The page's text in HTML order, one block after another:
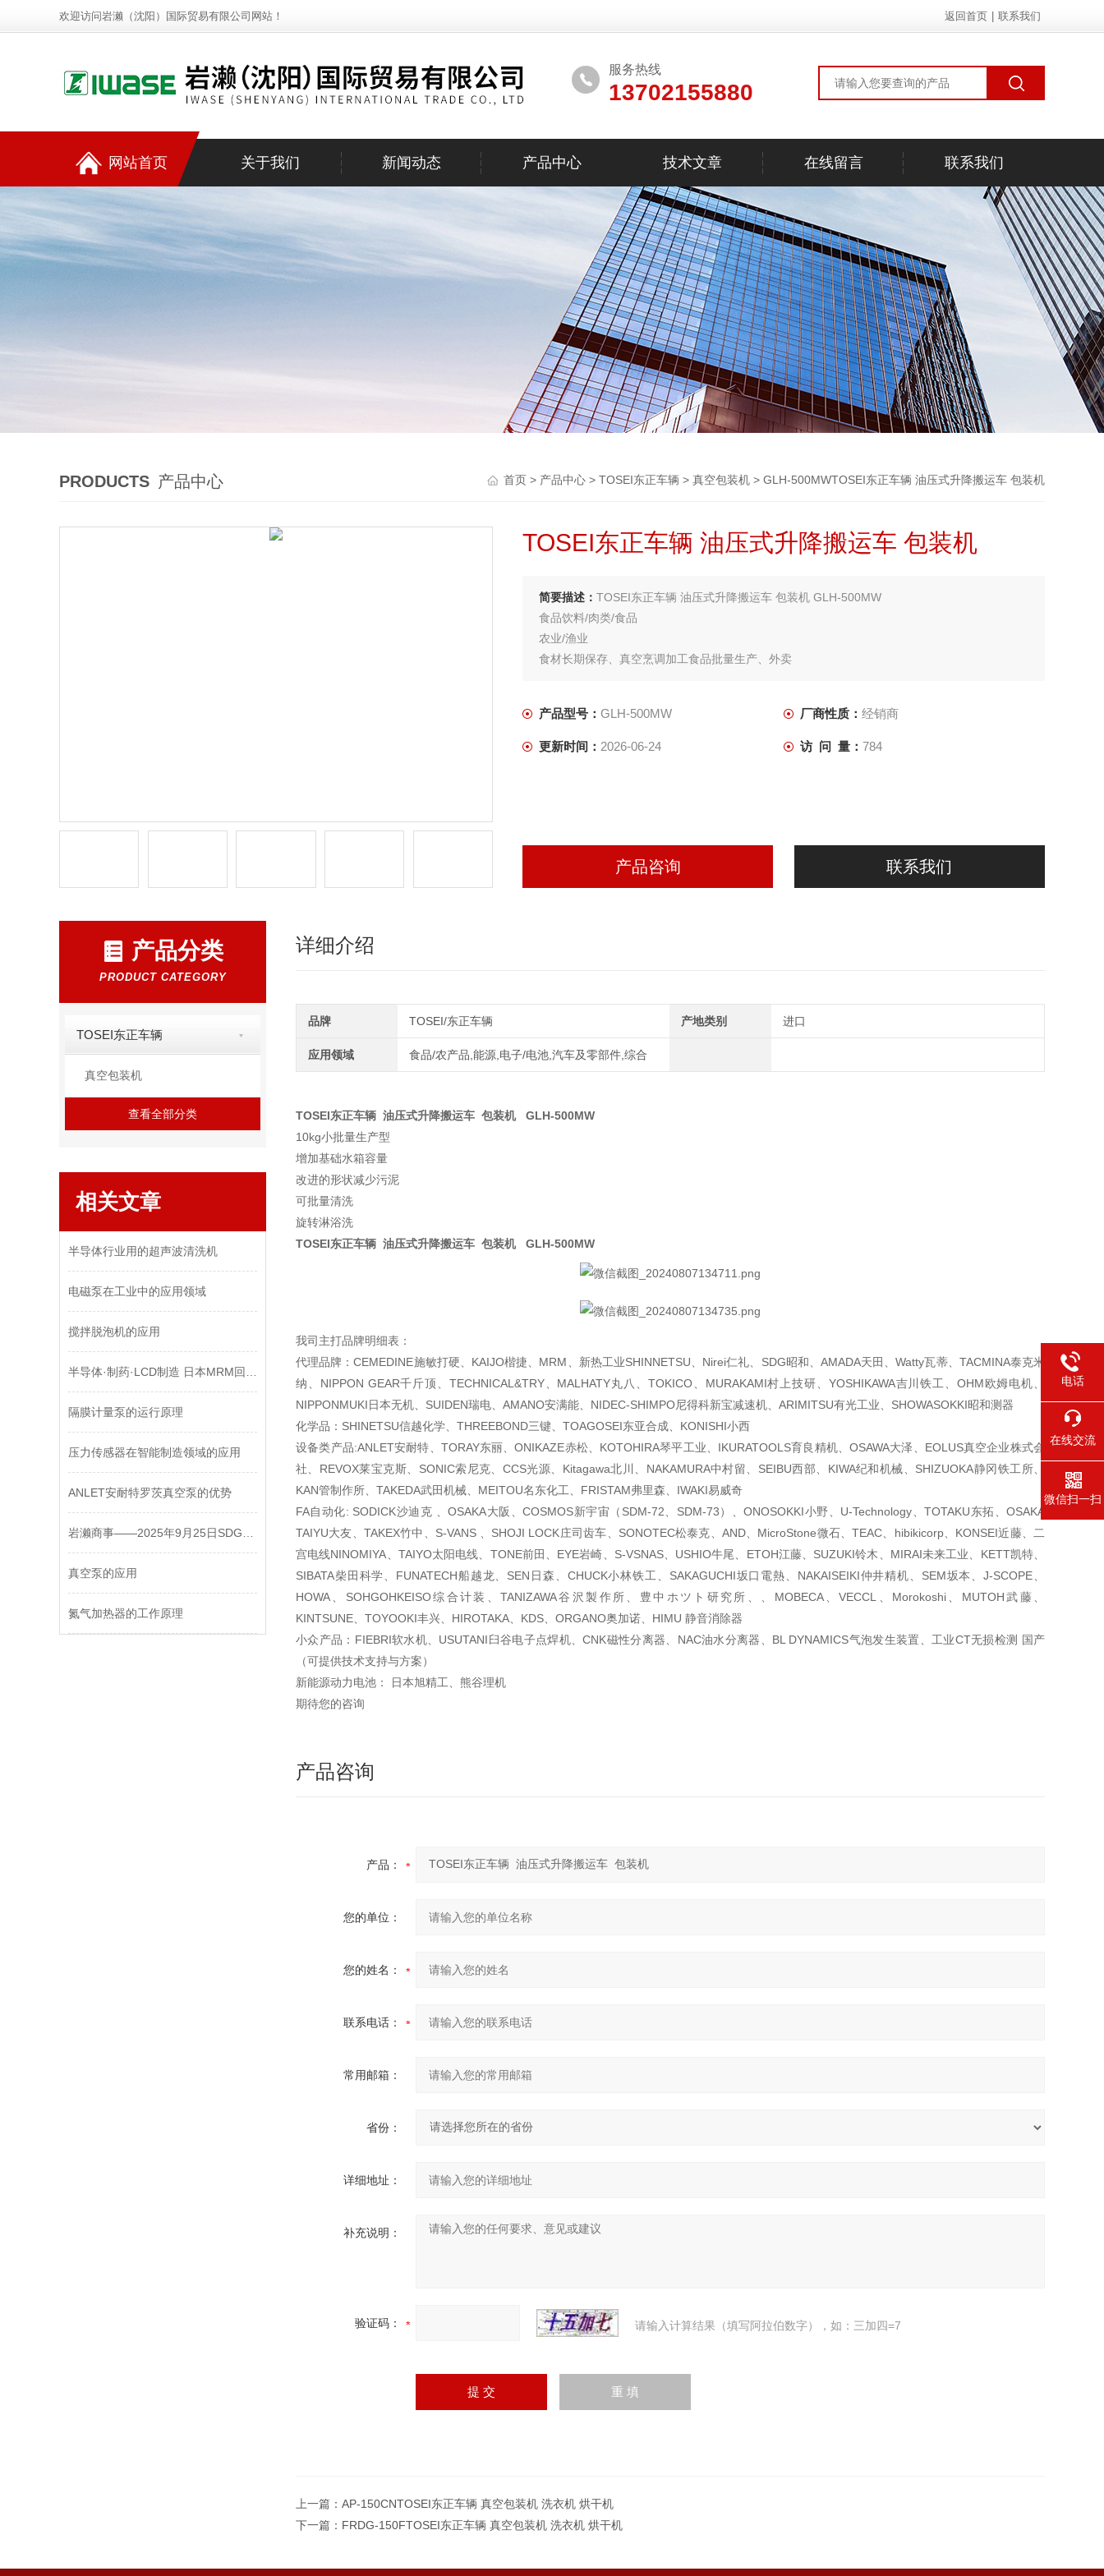
欢迎访问岩濑（沈阳）国际贸易有限公司网站！ 返回首页 联系我们
服务热线
13702155880
网站首页 关于我们 新闻动态 产品中心 技术文章 在线留言 联系我们
PRODUCTS 产品中心 首页 > 产品中心 > TOSEI东正车辆 > 真空包装机 > GLH-500MWTOSEI东正车辆 油压式升降搬运车 包装机
TOSEI东正车辆 油压式升降搬运车 包装机
简要描述： TOSEI东正车辆 油压式升降搬运车 包装机 GLH-500MW
食品饮料/肉类/食品
农业/渔业
食材长期保存、真空烹调加工食品批量生产、外卖
产品型号： GLH-500MW 厂商性质： 经销商
更新时间： 2026-06-24 访 问 量： 784
产品咨询 联系我们
产品分类
PRODUCT CATEGORY
TOSEI东正车辆
真空包装机
查看全部分类
相关文章
半导体行业用的超声波清洗机
电磁泵在工业中的应用领域
搅拌脱泡机的应用
隔膜计量泵的运行原理
压力传感器在智能制造领域的应用
ANLET安耐特罗茨真空泵的优势
真空泵的应用
氮气加热器的工作原理
详细介绍
品牌 TOSEI/东正车辆 产地类别 进口
应用领域 食品/农产品,能源,电子/电池,汽车及零部件,综合
TOSEI东正车辆 油压式升降搬运车 包装机 GLH-500MW
10kg小批量生产型
增加基础水箱容量
改进的形状减少污泥
可批量清洗
旋转淋浴洗
TOSEI东正车辆 油压式升降搬运车 包装机 GLH-500MW
我司主打品牌明细表：
代理品牌：CEMEDINE施敏打硬、KAIJO楷捷、MRM、新热工业SHINNETSU、Nirei仁礼、SDG昭和、AMADA天田、Watty瓦蒂、TACMINA泰克米
纳、NIPPON GEAR千斤顶、TECHNICAL&TRY、MALHATY丸八、TOKICO、MURAKAMI村上技研、YOSHIKAWA吉川铁工、OHM欧姆电机、
NIPPONMUKI日本无机、SUIDEN瑞电、AMANO安满能、NIDEC-SHIMPO尼得科新宝减速机、ARIMITSU有光工业、SHOWASOKKI昭和测器
化学品：SHINETSU信越化学、THREEBOND三键、TOAGOSEI东亚合成、KONISHI小西
设备类产品:ANLET安耐特、TORAY东丽、ONIKAZE赤松、KOTOHIRA琴平工业、IKURATOOLS育良精机、OSAWA大泽、EOLUS真空企业株式会
社、REVOX莱宝克斯、SONIC索尼克、CCS光源、Kitagawa北川、NAKAMURA中村留、SEIBU西部、KIWA纪和机械、SHIZUOKA静冈铁工所、
KAN管制作所、TAKEDA武田机械、MEITOU名东化工、FRISTAM弗里森、IWAKI易威奇
FA自动化: SODICK沙迪克 、OSAKA大阪、COSMOS新宇宙（SDM-72、SDM-73）、ONOSOKKI小野、U-Technology、TOTAKU东拓、OSAKA
TAIYU大友、TAKEX竹中、S-VANS 、SHOJI LOCK庄司齿车、SONOTEC松泰克、AND、MicroStone微石、TEAC、hibikicorp、KONSEI近藤、二
宫电线NINOMIYA、TAIYO太阳电线、TONE前田、EYE岩崎、S-VSNAS、USHIO牛尾、ETOH江藤、SUZUKI铃木、MIRAI未来工业、KETT凯特、
SIBATA柴田科学、FUNATECH船越龙、SEN日森、CHUCK小林铁工、SAKAGUCHI坂口電熱、NAKAISEIKI仲井精机、SEM坂本、J-SCOPE、
HOWA、SOHGOHKEISO综合计装、TANIZAWA谷沢製作所、豊中ホツト研究所、、MOBECA、VECCL、Morokoshi、MUTOH武藤、
KINTSUNE、TOYOOKI丰兴、HIROTAKA、KDS、ORGANO奥加诺、HIMU 静音消除器
小众产品：FIEBRI软水机、USUTANI臼谷电子点焊机、CNK磁性分离器、NAC油水分离器、BL DYNAMICS气泡发生装置、工业CT无损检测 国产
（可提供技术支持与方案）
新能源动力电池： 日本旭精工、熊谷理机
期待您的咨询
产品咨询
产品：
您的单位：
您的姓名：
联系电话：
常用邮箱：
省份：
详细地址：
补充说明：
验证码： 请输入计算结果（填写阿拉伯数字），如：三加四=7
上一篇： AP-150CNTOSEI东正车辆 真空包装机 洗衣机 烘干机
下一篇： FRDG-150FTOSEI东正车辆 真空包装机 洗衣机 烘干机
电话
在线交流
微信扫一扫